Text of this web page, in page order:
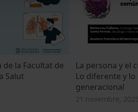
de la Facultat de
Salut
La persona y el
Lo diferente y
generacional
21 novembre, 2025